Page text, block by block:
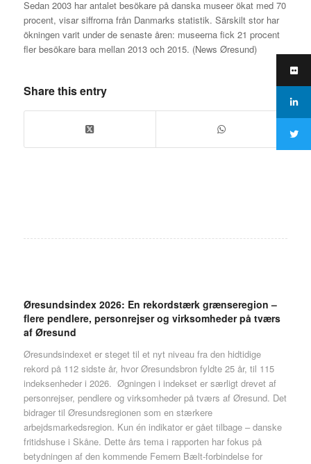
Sedan 2003 har antalet besökare på danska museer ökat med 70
procent, visar siffrorna från Danmarks statistik. Särskilt stor har
ökningen varit under de senaste åren: museerna fick 21 procent
fler besökare bara mellan 2013 och 2015. (News Øresund)
Share this entry
Øresundsindex 2026: En rekordstærk grænseregion –
flere pendlere, personrejser og virksomheder på tværs
af Øresund
Øresundsindexet er steget til et nyt niveau fra den hidtidige
rekord på 112 sidste år, hvor Øresundsbron fyldte 25 år, til 115
indeksenheder i 2026. Øgningen i indekset er særligt drevet af
personrejser, pendlere og virksomheder på tværs af Øresund. Det
bidrager til Øresundsregionen som en stærkere
arbejdsmarkedsregion. Kun én indikator er gået tilbage – danske
fritidshuse i Skåne. Dette års tema i rapporten har fokus på
betydningen af den kommende Femern Bælt-forbindelse for